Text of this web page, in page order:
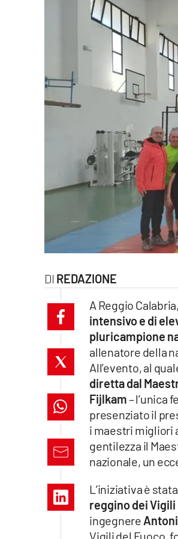
catanzarochannel.it
lacapitalenews.it
REDAZIONE
A Reggio
intensivo e di
pluricampione
allenatore della
All’evento, al
diretta dal
Fijlkam– l’unica
presenziato il
i maestri migliori
gentilezza il
nazionale, un
L’iniziativa è
reggino dei
ingegnere